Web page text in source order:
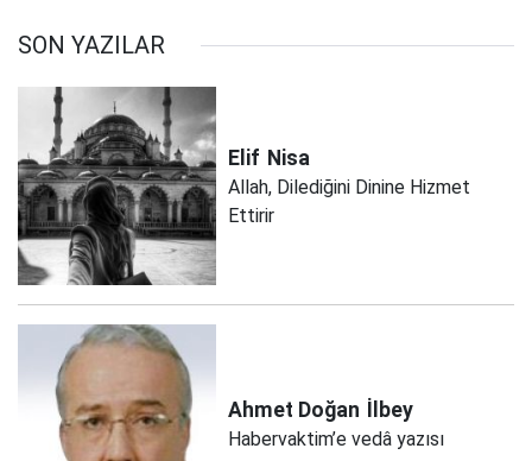
SON YAZILAR
Elif Nisa
Allah, Dilediğini Dinine Hizmet
Ettirir
Ahmet Doğan İlbey
Habervaktim’e vedâ yazısı